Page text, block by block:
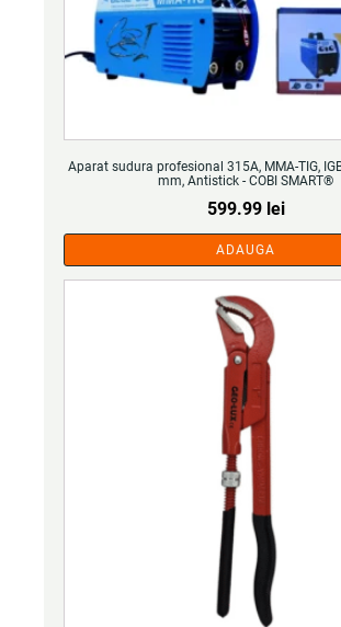
Aparat sudura profesional 315A, MMA-TIG,
mm, Antistick - COBI SMART®
599.99 lei
ADAUGA